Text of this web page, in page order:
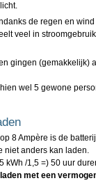
de regen en
veel in
gingen (gemakkelijk)
wel 5 gewone
8 Ampère is de
niet anders kan laden.
kWh /1,5 =) 50 uur
met een